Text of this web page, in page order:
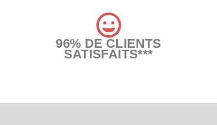
96% DE CLIENTS
SATISFAITS***